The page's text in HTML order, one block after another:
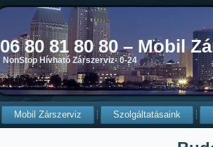
06 80 81 80 80 – Mobil
NonStop Hívható Zárszerviz- 0-24
Mobil Zárszerviz Szolgáltatásaink